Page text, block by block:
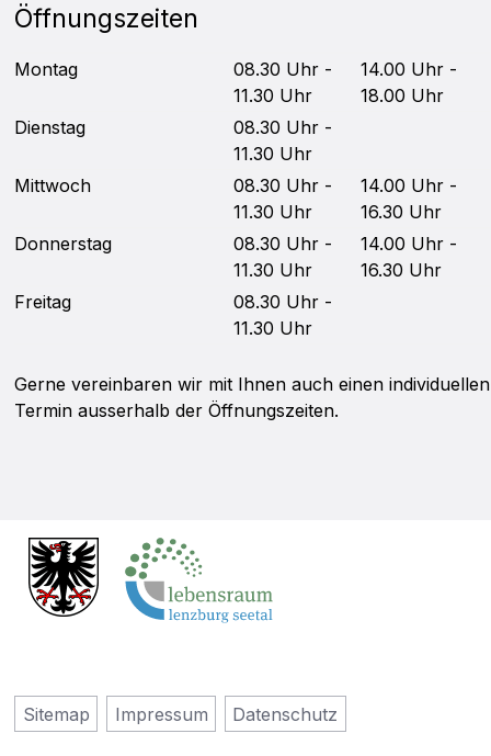
Öffnungszeiten
Montag
08.30 Uhr -
11.30 Uhr
14.00 Uhr -
18.00 Uhr
Dienstag
08.30 Uhr -
11.30 Uhr
Mittwoch
08.30 Uhr -
11.30 Uhr
14.00 Uhr -
16.30 Uhr
Donnerstag
08.30 Uhr -
11.30 Uhr
14.00 Uhr -
16.30 Uhr
Freitag
08.30 Uhr -
11.30 Uhr
Gerne vereinbaren wir mit Ihnen auch einen individuellen
Termin ausserhalb der Öffnungszeiten.
Sitemap Impressum Datenschutz